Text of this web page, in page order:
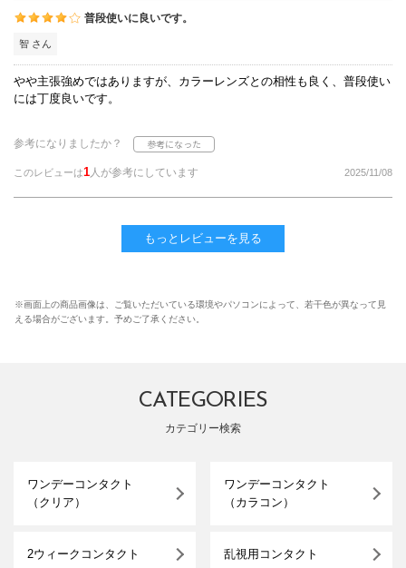
普段使いに良いです。
智 さん
やや主張強めではありますが、カラーレンズとの相性も良く、普段使い
には丁度良いです。
参考になりましたか？
このレビューは1人が参考にしています 2025/11/08
もっとレビューを見る
※画面上の商品画像は、ご覧いただいている環境やパソコンによって、若干色が異なって見
える場合がございます。予めご了承ください。
CATEGORIES
カテゴリー検索
ワンデーコンタクト
（クリア）
ワンデーコンタクト
（カラコン）
2ウィークコンタクト 乱視用コンタクト